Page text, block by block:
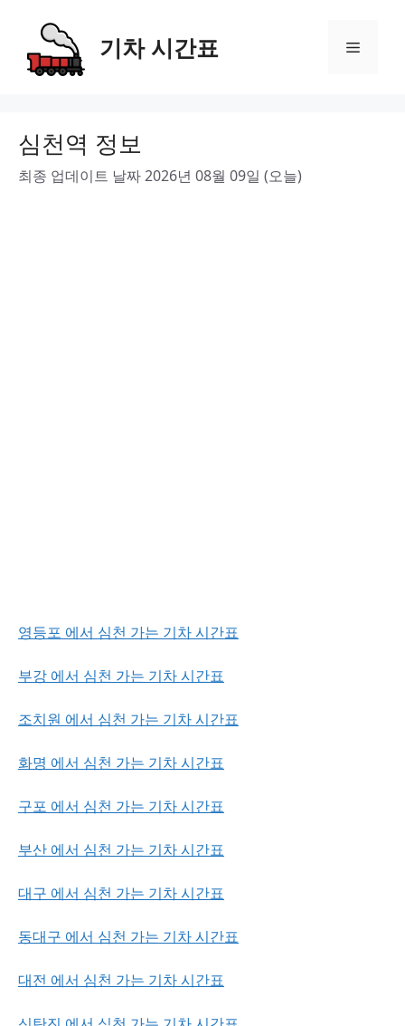
content
기차 시간표 Menu
심천역 정보
최종 업데이트 날짜 2026년 08월 09일 (오늘)
영등포 에서 심천 가는 기차 시간표
부강 에서 심천 가는 기차 시간표
조치원 에서 심천 가는 기차 시간표
화명 에서 심천 가는 기차 시간표
구포 에서 심천 가는 기차 시간표
부산 에서 심천 가는 기차 시간표
대구 에서 심천 가는 기차 시간표
동대구 에서 심천 가는 기차 시간표
대전 에서 심천 가는 기차 시간표